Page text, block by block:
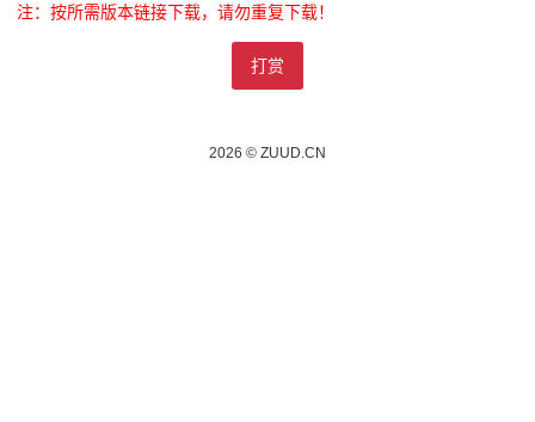
注：按所需版本链接下载，请勿重复下载！
打赏
2026 © ZUUD.CN